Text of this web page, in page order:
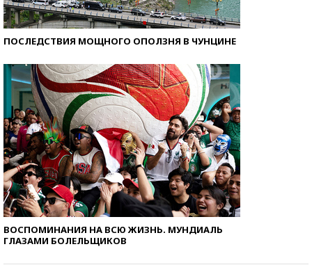
ПОСЛЕДСТВИЯ МОЩНОГО ОПОЛЗНЯ В ЧУНЦИНЕ
ВОСПОМИНАНИЯ НА ВСЮ ЖИЗНЬ. МУНДИАЛЬ
ГЛАЗАМИ БОЛЕЛЬЩИКОВ